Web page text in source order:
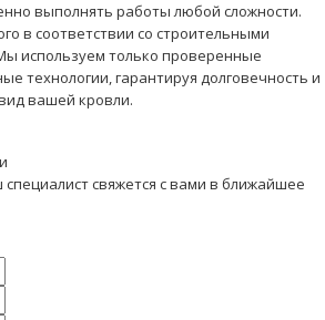
выполнять работы любой сложности.
в соответствии со строительными
используем только проверенные
технологии, гарантируя долговечность и
вашей кровли.
свяжется с вами в ближайшее